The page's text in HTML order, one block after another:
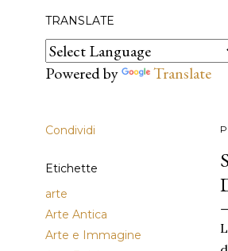
TRANSLATE
Powered by Translate
Condividi
Etichette
arte
Arte Antica
Arte e Immagine